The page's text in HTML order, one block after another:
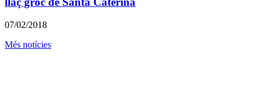
07/02/2018
Més notícies